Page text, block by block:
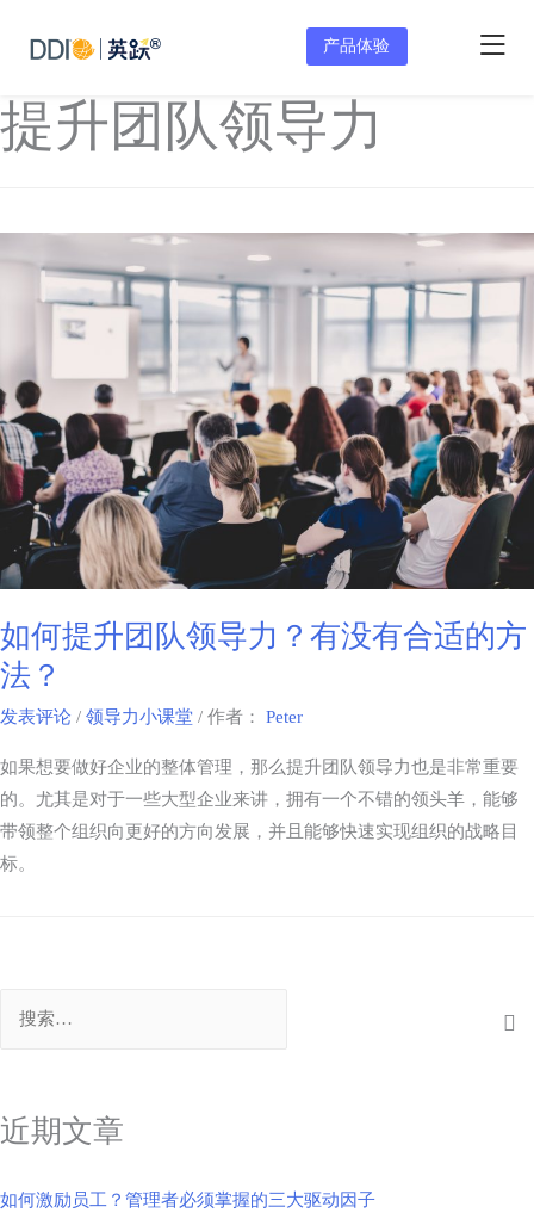
产品体验
提升团队领导力
如何提升团队领导力？有没有合适的方
法？
发表评论 / 领导力小课堂 / 作者： Peter
如果想要做好企业的整体管理，那么提升团队领导力也是非常重要
的。尤其是对于一些大型企业来讲，拥有一个不错的领头羊，能够
带领整个组织向更好的方向发展，并且能够快速实现组织的战略目
标。
近期文章
如何激励员工？管理者必须掌握的三大驱动因子